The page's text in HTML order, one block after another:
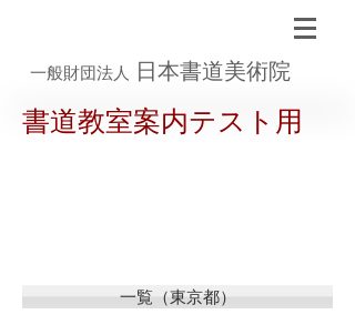
一般財団法人 日本書道美術院
書道教室案内テスト用
一覧（東京都）